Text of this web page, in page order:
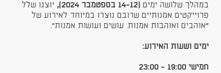
במהלך שלושה ימים (14-12 בספטמבר 2024),
יוצגו שלל
פרוייקטים אמנותיים שרובם נוצרו במיוחד לאירוע של
״אוהבים ואוהבות אמנות. עושים ועושות אמנות".
ימים ושעות האירוע:
חמישי 19:00 - 23:00